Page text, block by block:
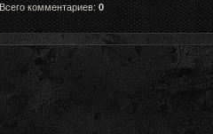
Всего комментариев: 0